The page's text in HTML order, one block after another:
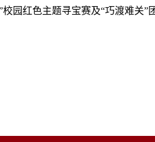
园红色主题寻宝赛及“巧渡难关”